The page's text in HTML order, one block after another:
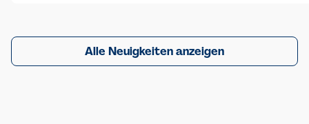
Alle Neuigkeiten anzeigen